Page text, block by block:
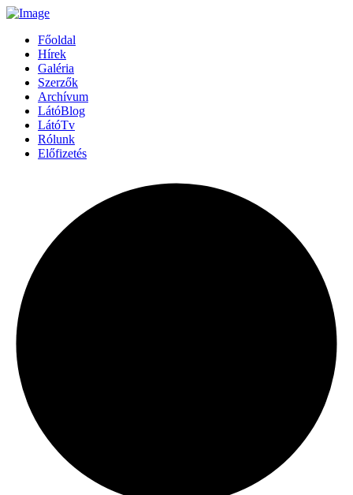
Főoldal
Hírek
Galéria
Szerzők
Archívum
LátóBlog
LátóTv
Rólunk
Előfizetés